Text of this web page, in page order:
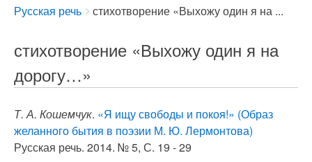
Breadcrumbs
You
here:
Русская речь стихотворение «Выхожу один я на ...
стихотворение «Выхожу один я на
дорогу…»
Т. А. Кошемчук. «Я ищу свободы и покоя!» (Образ
желанного бытия в поэзии М. Ю. Лермонтова)
Русская речь. 2014. № 5, С. 19 - 29